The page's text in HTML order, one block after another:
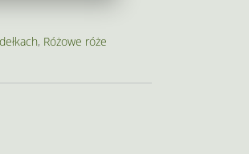
, Różowe róże